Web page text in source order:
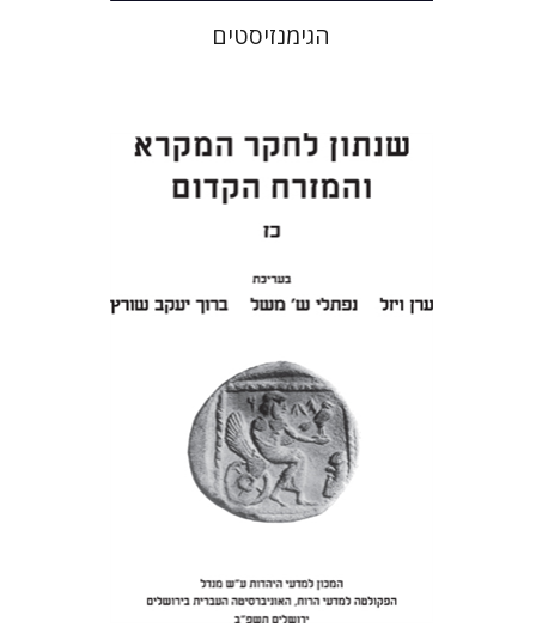
הגימנזיסטים
נפתלי ש' משל
הנחת אתר ספר מודפס